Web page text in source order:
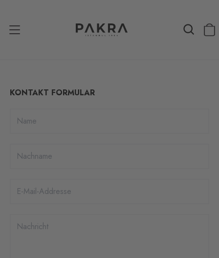
KONTAKT FORMULAR